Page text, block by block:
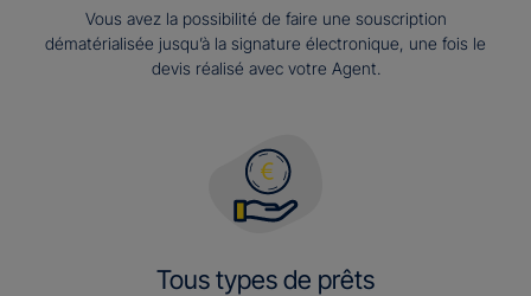
Vous avez la possibilité de faire une souscription
dématérialisée jusqu’à la signature électronique, une fois le
devis réalisé avec votre Agent.
Tous types de prêts